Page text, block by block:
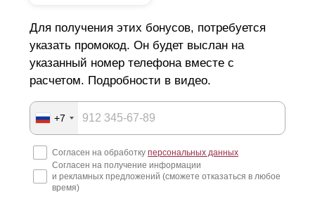
Для получения этих бонусов, потребуется
указать промокод. Он будет выслан на
указанный номер телефона вместе с
расчетом. Подробности в видео.
+7
Согласен на обработку персональных данных
Согласен на получение информации
и рекламных предложений (сможете отказаться в любое
время)